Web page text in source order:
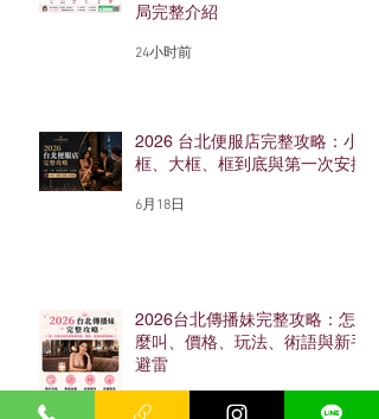
局完整介紹
24小时前
2026 台北便服店完整攻略：小
框、大框、框到底與第一次安排
6月18日
2026台北傳播妹完整攻略：怎
麼叫、價格、玩法、術語與新手
避雷
4月2日